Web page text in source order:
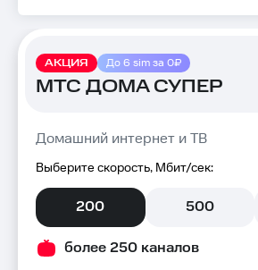
АКЦИЯ До 6 sim за 0₽
МТС ДОМА СУПЕР
Домашний интернет и ТВ
Выберите скорость, Мбит/сек:
200 500
более 250 каналов